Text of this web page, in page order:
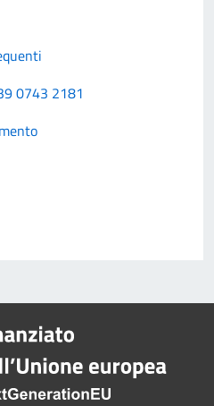
0743 2181